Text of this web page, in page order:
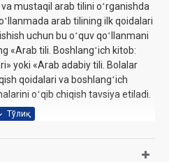
mustaqil arab tilini oʻrganishda
arab tilining ilk qoidalari
uchun bu oʻquv qoʻllanmani
«Arab tili. Boshlangʻich kitob:
yoki «Arab adabiy tili. Bolalar
qoidalari va boshlangʻich
oʻqib chiqish tavsiya etiladi.